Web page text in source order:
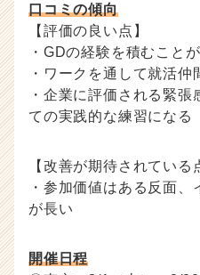
口コミの傾向
【評価の良い点】
・GDの経験を積むこと
・ワークを通して就活
・企業に評価される緊
ての実践的な練習になる
【改善が期待されている
・参加価値はある反面
が長い
開催日程